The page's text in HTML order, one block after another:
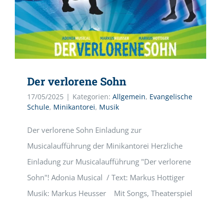
Der verlorene Sohn
17/05/2025 | Kategorien: Allgemein, Evangelische
Schule, Minikantorei, Musik
Der verlorene Sohn Einladung zur
Musicalaufführung der Minikantorei Herzliche
Einladung zur Musicalaufführung "Der verlorene
Sohn"! Adonia Musical / Text: Markus Hottiger
Musik: Markus Heusser Mit Songs, Theaterspiel